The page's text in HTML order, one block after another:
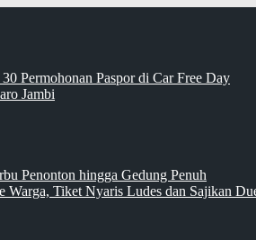
Permohonan Paspor di Car Free Day
Jambi
Penonton hingga Gedung Penuh
Tiket Nyaris Ludes dan Sajikan